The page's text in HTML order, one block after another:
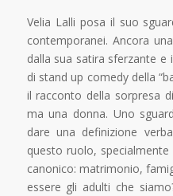
Velia Lalli posa il suo
contemporanei. Ancora
dalla sua satira sferzante
di stand up comedy della
il racconto della sorpresa
ma una donna. Uno
dare una definizione
questo ruolo,
canonico: matrimonio,
essere gli adulti che